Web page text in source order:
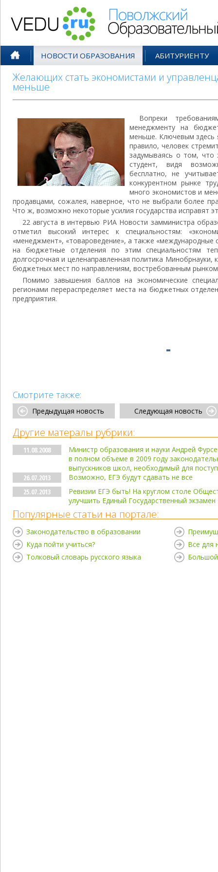
НОВОСТИ ОБРАЗОВАНИЯ АБИТУРИЕНТУ
Желающих стать экономистами и
меньше
Вопреки
менеджменту на
меньше. Ключевым здесь
правило, человек
задумываясь о том,
студент, видя
бесплатно, не
конкурентном рынке
много экономистов и
продавцами, сожалея, наверное, что не выбрали более
Что ж, возможно некоторые усилия государства исправят
22 августа в интервью РИА Новости замминистра
отметил высокий интерес к специальностям:
«менеджмент», «товароведение», а также «международные
на бюджетные отделения по этим специальностям
долгосрочная и целенаправленная политика Минобрнауки,
бюджетных мест по направлениям, востребованным рынком
Помимо завышения баллов на экономические
регионами перераспределяет места на бюджетных
предприятия.
Смотрите также:
Предыдущая новость Следующая новость
Другие матералы рубрики:
11.08.2008
Министр образования и науки Андрей
в полном объеме в 2009 году
выпускников школ, необходимый для
26.07.2013
Возможно, ЕГЭ будут сдавать не все
25.07.2013
Ревизии ЕГЭ быть! На круглом столе
улучшить Единый Государственный экзамен
Популярные статьи на портале:
Законодательство в образовании
Куда пойти учиться?
Толковый словарь русского языка
Все для
Большой